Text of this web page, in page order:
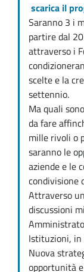
scarica il
Saranno 3 i
partire dal
attraverso i
scelte e la
settennio.
Ma quali
da fare
mille rivoli o
saranno le
aziende e le
condivisione
Attraverso
discussioni
Istituzioni,
Nuova
opportunità